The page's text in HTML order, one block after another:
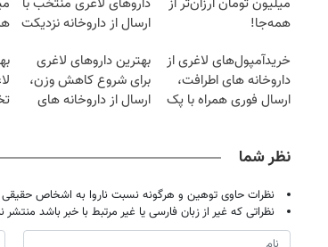
همه‌جا!
ارسال از داروخانه نزدیکت
خریدآمپول‌های لاغری از
داروخانه های اطرافت،
ارسال فوری همراه با پک
بهترین داروهای لاغری
برای شروع کاهش وزن،
ارسال از داروخانه های
نظر شما
نظرات حاوی توهین و هرگونه نسبت ناروا به اشخاص
نظراتی که غیر از زبان فارسی یا غیر مرتبط با خبر باشد